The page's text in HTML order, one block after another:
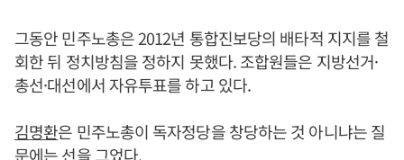
그동안 민주노총은 2012년 통합진보당의 배타적 지지를 철
회한 뒤 정치방침을 정하지 못했다. 조합원들은 지방선거·
총선·대선에서 자유투표를 하고 있다.
김명환은 민주노총이 독자정당을 창당하는 것 아니냐는 질
문에는 선을 그었다.